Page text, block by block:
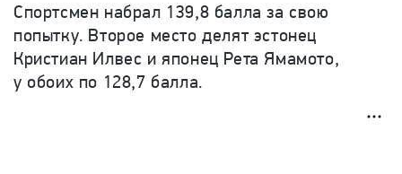
Спортсмен набрал 139,8 балла за свою
попытку. Второе место делят эстонец
Кристиан Илвес и японец Рета Ямамото,
у обоих по 128,7 балла.